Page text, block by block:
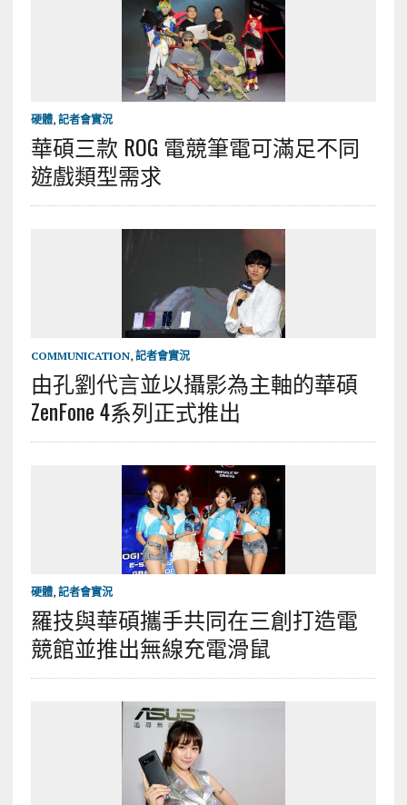
硬體, 記者會實況
華碩三款 ROG 電競筆電可滿足不同
遊戲類型需求
COMMUNICATION, 記者會實況
由孔劉代言並以攝影為主軸的華碩
ZenFone 4系列正式推出
硬體, 記者會實況
羅技與華碩攜手共同在三創打造電
競館並推出無線充電滑鼠